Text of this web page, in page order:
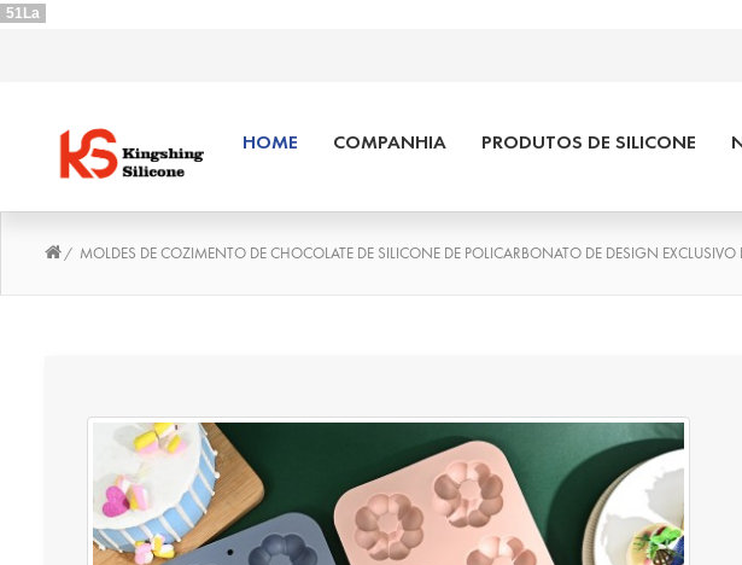
51La
HOME COMPANHIA PRODUTOS DE SILICONE
/ MOLDES DE COZIMENTO DE CHOCOLATE DE SILICONE DE POLICARBONATO DE DESIGN EXCLUSIVO